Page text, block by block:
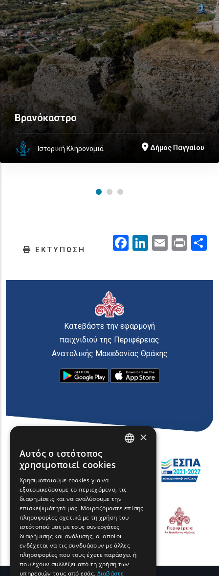
Βρανόκαστρο
Ιστορική Κληρονομιά Δήμος Παγγαίου
ΕΚΤΥΠΩΣΗ Facebook
LinkedIn
EmailPrint
Κατεβάστε την εφαρμογή
παιχνιδιού της Περιφέρειας
Ανατολικής Μακεδονίας Θράκης
FRENCH
BULGARIAN
ROMANIAN
TURKISH
×
Αυτός ο ιστότοπος
χρησιμοποιεί cookies
Χρησιμοποιούμε cookies για να
εξατομικεύσουμε το περιεχόμενο, τις
διαφημίσεις και να αναλύσουμε την
επισκεψιμότητά μας. Μοιραζόμαστε επίσης
πληροφορίες σχετικά με τη χρήση του
ιστότοπού μας με τους συνεργάτες
διαφήμισης και ανάλυσης, οι οποίοι
ενδέχεται να τις συνδυάσουν με άλλες
πληροφορίες που τους έχετε παράσχει ή
που έχουν συλλέξει από τη χρήση των
υπηρεσιών τους από εσάς. Διαβάστε